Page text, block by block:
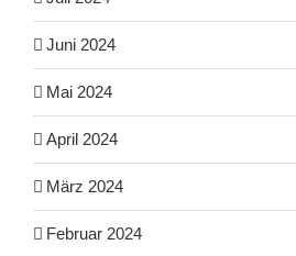
Juni 2024
Mai 2024
April 2024
März 2024
Februar 2024